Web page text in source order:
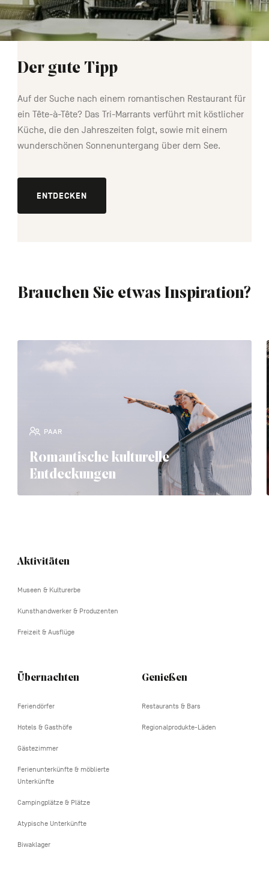
Der gute Tipp
Auf der Suche nach einem romantischen Restaurant für
ein Tête-à-Tête? Das Tri-Marrants verführt mit köstlicher
Küche, die den Jahreszeiten folgt, sowie mit einem
wunderschönen Sonnenuntergang über dem See.
ENTDECKEN
Brauchen Sie etwas Inspiration?
Romantische kulturelle
Entdeckungen
PAAR
Navigation
Aktivitäten
Museen & Kulturerbe
Kunsthandwerker & Produzenten
Freizeit & Ausflüge
Übernachten
Feriendörfer
Hotels & Gasthöfe
Gästezimmer
Ferienunterkünfte & möblierte
Unterkünfte
Campingplätze & Plätze
Atypische Unterkünfte
Biwaklager
Genießen
Restaurants & Bars
Regionalprodukte-Läden